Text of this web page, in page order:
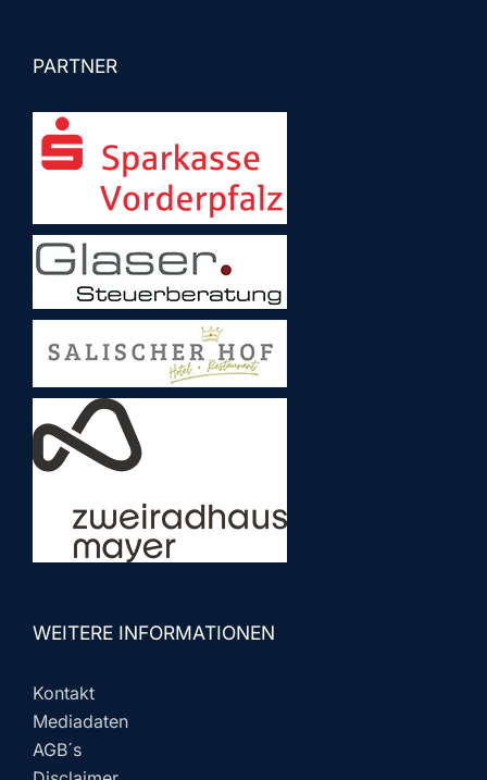
PARTNER
WEITERE INFORMATIONEN
Kontakt
Mediadaten
AGB´s